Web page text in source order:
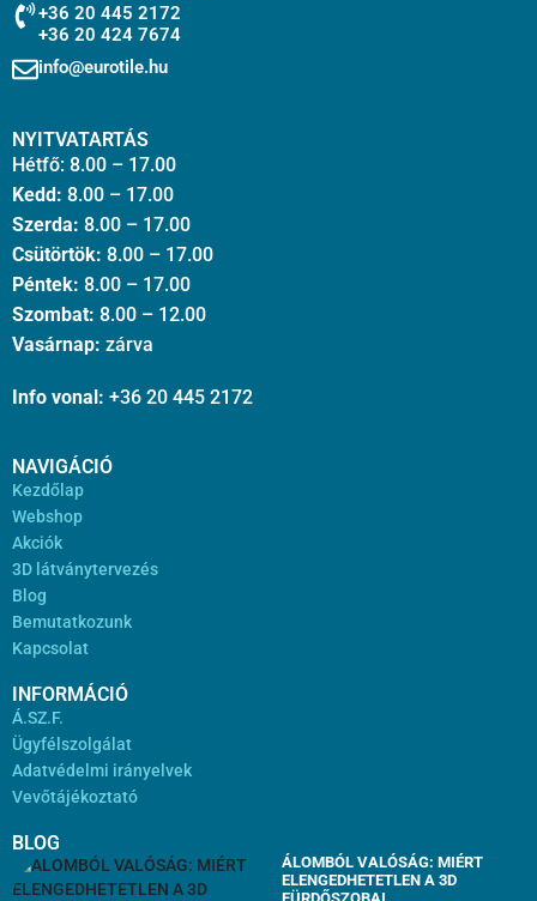
+36 20 445 2172
+36 20 424 7674
info@eurotile.hu
NYITVATARTÁS
Hétfő: 8.00 – 17.00
Kedd: 8.00 – 17.00
Szerda: 8.00 – 17.00
Csütörtök: 8.00 – 17.00
Péntek: 8.00 – 17.00
Szombat: 8.00 – 12.00
Vasárnap: zárva
Info vonal: +36 20 445 2172
NAVIGÁCIÓ
Kezdőlap
Webshop
Akciók
3D látványtervezés
Blog
Bemutatkozunk
Kapcsolat
INFORMÁCIÓ
Á.SZ.F.
Ügyfélszolgálat
Adatvédelmi irányelvek
Vevőtájékoztató
BLOG
ÁLOMBÓL VALÓSÁG: MIÉRT
ELENGEDHETETLEN A 3D